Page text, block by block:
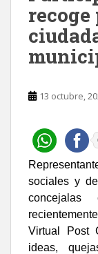
recoge
13 octubre,
sociales y
Virtual Post
ideas,